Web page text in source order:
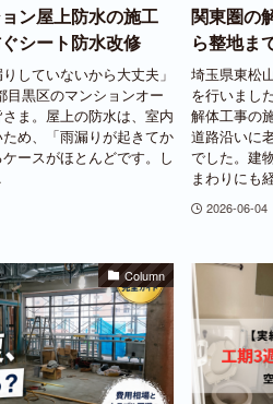
ン屋上防水の施工
シート防水改修
していないから大丈夫」
目黒区のマンションオー
ま。屋上の防水は、室内
め、「雨漏りが起きてか
ースがほとんどです。し
関東圏の
ら整地ま
埼玉県東松
を行いまし
解体工事の
道路沿いに
でした。建
まわりにも
2026-06-04
Column